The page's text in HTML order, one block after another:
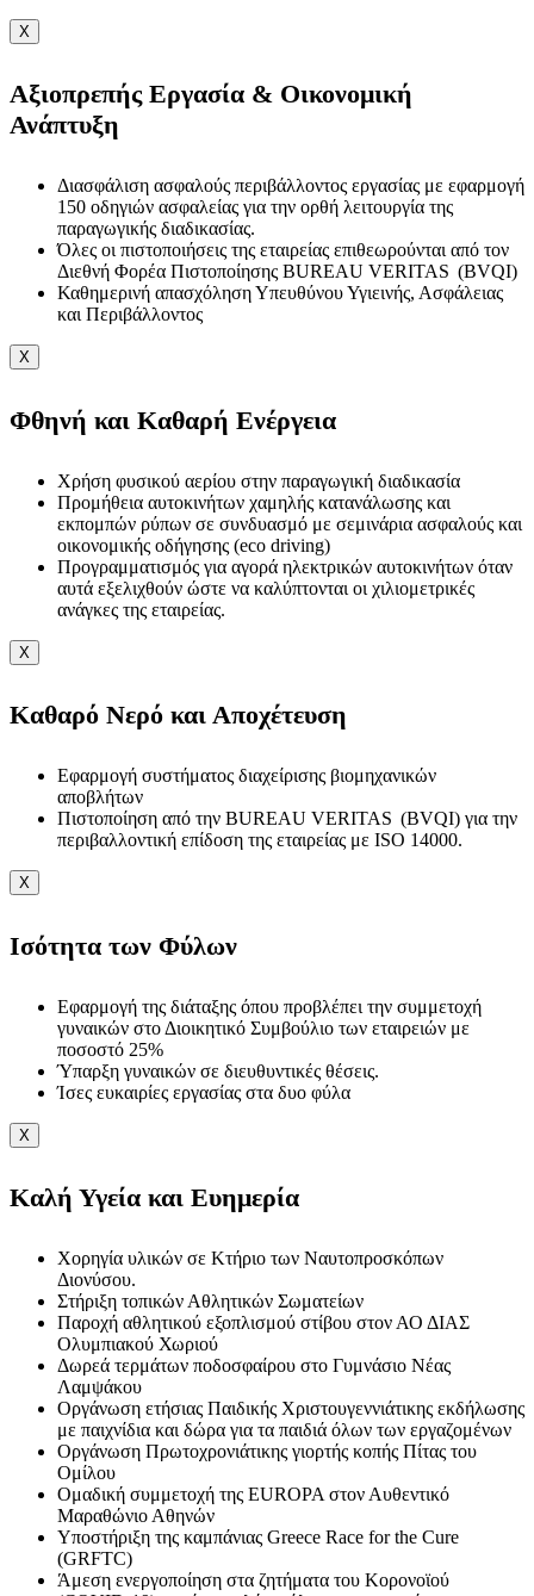
X
Αξιοπρεπής Εργασία & Οικονομική
Ανάπτυξη
Διασφάλιση ασφαλούς περιβάλλοντος εργασίας με εφαρμογή
150 οδηγιών ασφαλείας για την ορθή λειτουργία της
παραγωγικής διαδικασίας.
Όλες οι πιστοποιήσεις της εταιρείας επιθεωρούνται από τον
Διεθνή Φορέα Πιστοποίησης BUREAU VERITAS (BVQI)
Καθημερινή απασχόληση Υπευθύνου Υγιεινής, Ασφάλειας
και Περιβάλλοντος
X
Φθηνή και Καθαρή Ενέργεια
Χρήση φυσικού αερίου στην παραγωγική διαδικασία
Προμήθεια αυτοκινήτων χαμηλής κατανάλωσης και
εκπομπών ρύπων σε συνδυασμό με σεμινάρια ασφαλούς και
οικονομικής οδήγησης (eco driving)
Προγραμματισμός για αγορά ηλεκτρικών αυτοκινήτων όταν
αυτά εξελιχθούν ώστε να καλύπτονται οι χιλιομετρικές
ανάγκες της εταιρείας.
X
Καθαρό Νερό και Αποχέτευση
Εφαρμογή συστήματος διαχείρισης βιομηχανικών
αποβλήτων
Πιστοποίηση από την BUREAU VERITAS (BVQI) για την
περιβαλλοντική επίδοση της εταιρείας με ISO 14000.
X
Ισότητα των Φύλων
Εφαρμογή της διάταξης όπου προβλέπει την συμμετοχή
γυναικών στο Διοικητικό Συμβούλιο των εταιρειών με
ποσοστό 25%
Ύπαρξη γυναικών σε διευθυντικές θέσεις.
Ίσες ευκαιρίες εργασίας στα δυο φύλα
X
Καλή Υγεία και Ευημερία
Χορηγία υλικών σε Κτήριο των Ναυτοπροσκόπων
Διονύσου.
Στήριξη τοπικών Αθλητικών Σωματείων
Παροχή αθλητικού εξοπλισμού στίβου στον ΑΟ ΔΙΑΣ
Ολυμπιακού Χωριού
Δωρεά τερμάτων ποδοσφαίρου στο Γυμνάσιο Νέας
Λαμψάκου
Οργάνωση ετήσιας Παιδικής Χριστουγεννιάτικης εκδήλωσης
με παιχνίδια και δώρα για τα παιδιά όλων των εργαζομένων
Οργάνωση Πρωτοχρονιάτικης γιορτής κοπής Πίτας του
Ομίλου
Ομαδική συμμετοχή της EUROPA στον Αυθεντικό
Μαραθώνιο Αθηνών
Υποστήριξη της καμπάνιας Greece Race for the Cure
(GRFTC)
Άμεση ενεργοποίηση στα ζητήματα του Κορονοϊού